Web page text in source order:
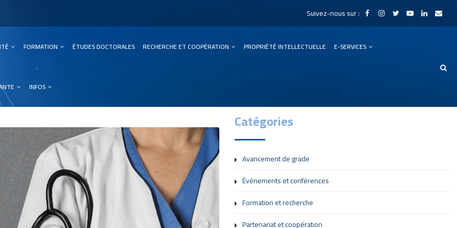
Suivez-nous sur :
FORMATION ÉTUDES DOCTORALES RECHERCHE ET COOPÉRATION PROPRIÉTÉ INTELLECTUELLE E-SERVICES
INFOS
Catégories
Avancement de grade
Événements et conférences
Formation et recherche
Partenariat et coopération